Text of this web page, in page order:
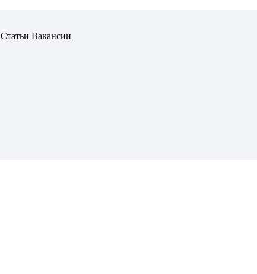
Статьи Вакансии